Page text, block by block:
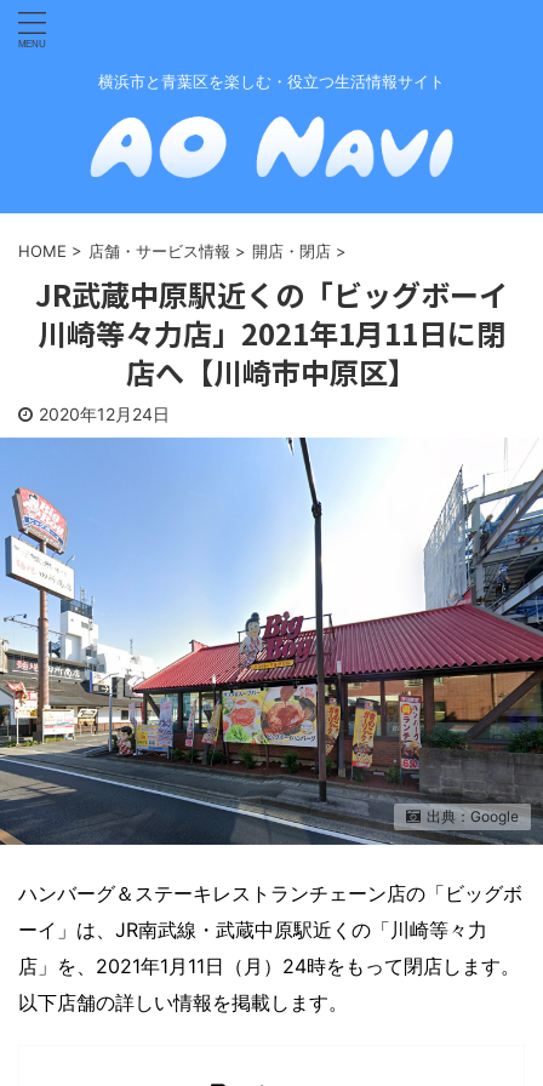
横浜市と青葉区を楽しむ・役立つ生活情報サイト
HOME > 店舗・サービス情報 > 開店・閉店 >
JR武蔵中原駅近くの「ビッグボーイ
川崎等々力店」2021年1月11日に閉
店へ【川崎市中原区】
2020年12月24日
出典：Google
ハンバーグ＆ステーキレストランチェーン店の「ビッグボ
ーイ」は、JR南武線・武蔵中原駅近くの「川崎等々力
店」を、2021年1月11日（月）24時をもって閉店します。
以下店舗の詳しい情報を掲載します。